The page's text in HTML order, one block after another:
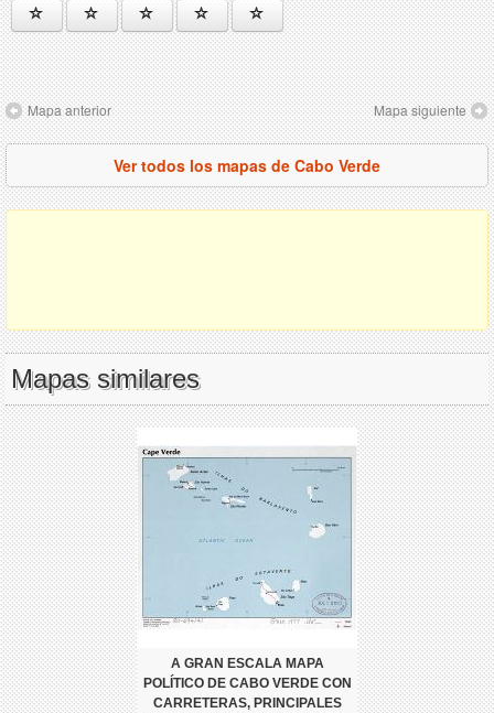
Mapa anterior Mapa siguiente
Ver todos los mapas de Cabo Verde
Mapas similares
A GRAN ESCALA MAPA
POLÍTICO DE CABO VERDE CON
CARRETERAS, PRINCIPALES